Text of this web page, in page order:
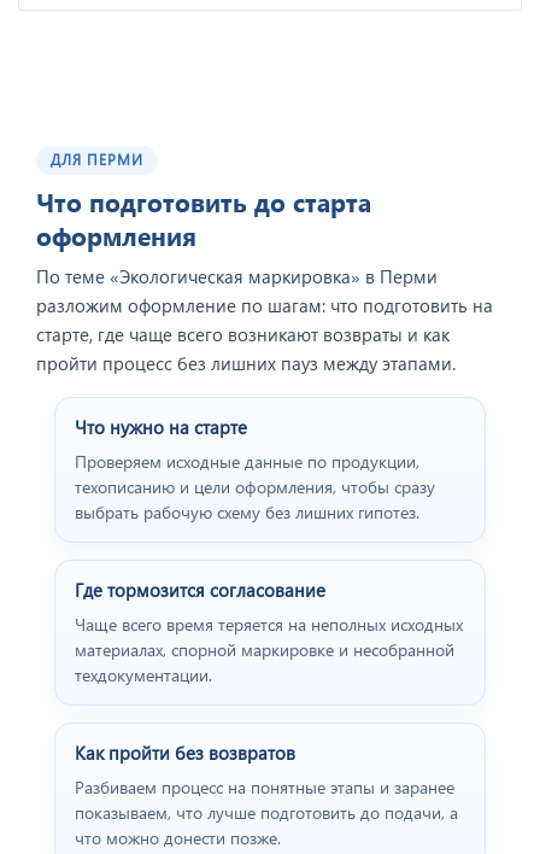
ДЛЯ ПЕРМИ
Что подготовить до старта
оформления
По теме «Экологическая маркировка» в Перми
разложим оформление по шагам: что подготовить на
старте, где чаще всего возникают возвраты и как
пройти процесс без лишних пауз между этапами.
Что нужно на старте
Проверяем исходные данные по продукции,
техописанию и цели оформления, чтобы сразу
выбрать рабочую схему без лишних гипотез.
Где тормозится согласование
Чаще всего время теряется на неполных исходных
материалах, спорной маркировке и несобранной
техдокументации.
Как пройти без возвратов
Разбиваем процесс на понятные этапы и заранее
показываем, что лучше подготовить до подачи, а
что можно донести позже.